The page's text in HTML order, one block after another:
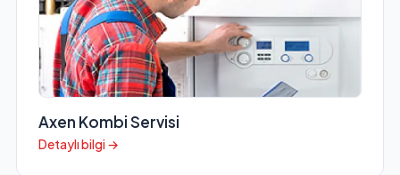
Axen Kombi Servisi
Detaylı bilgi →